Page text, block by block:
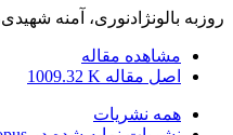
روزبه بالونژادنوری، آمنه
مشاهده مقاله
اصل مقاله 1009.32 K
همه نشریات